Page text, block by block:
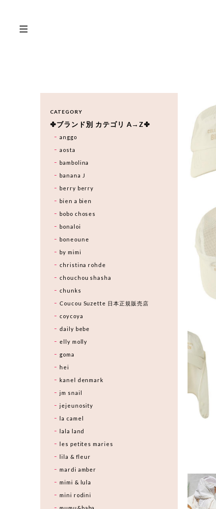
CATEGORY
✤ブランド別 カテゴリ A→Z✤
anggo
aosta
bambolina
banana J
berry berry
bien a bien
bobo choses
bonaloi
boneoune
by mimi
christina rohde
chouchou shasha
chunks
Coucou Suzette 日本正規販売店
coycoya
daily bebe
elly molly
goma
hei
kanel denmark
jm snail
jejeunosity
la camel
lala land
les petites maries
lila & fleur
mardi amber
mimi & lula
mini rodini
mumu&baba